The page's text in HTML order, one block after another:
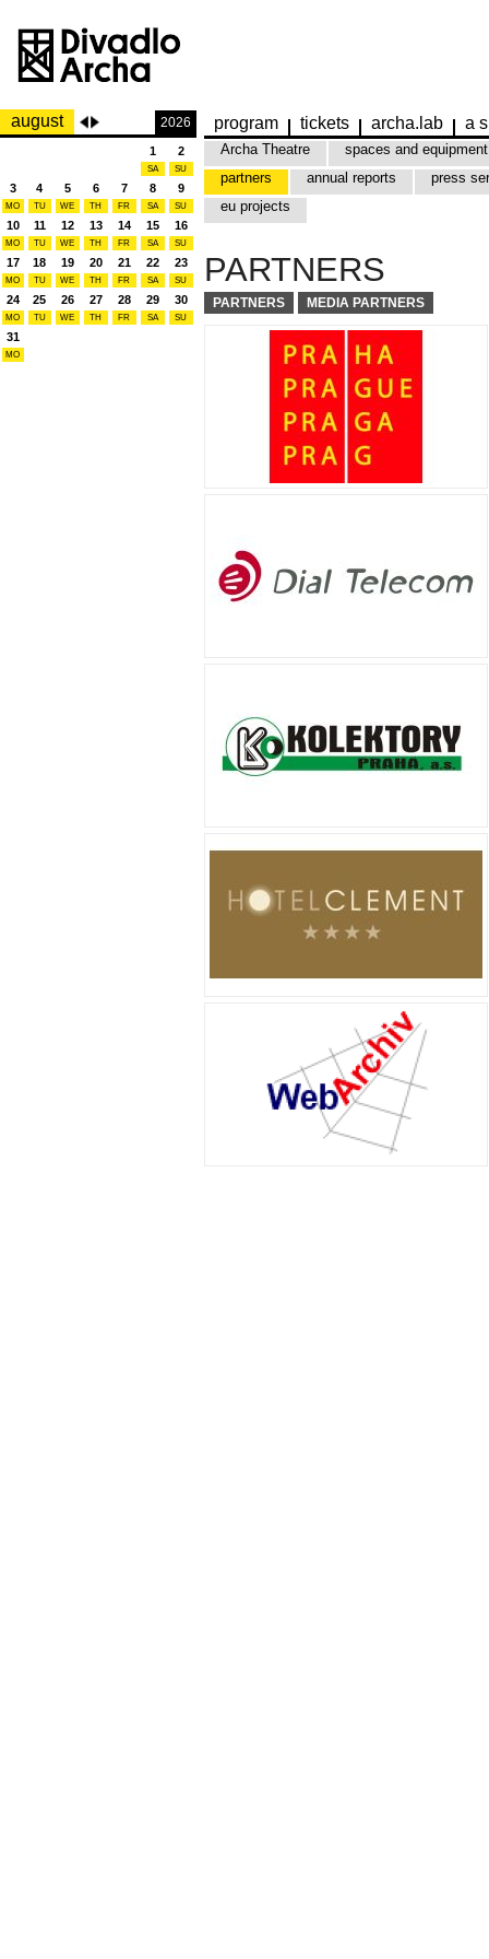
august 2026
1
SA
2
SU
3
MO
4
TU
5
WE
6
TH
7
FR
8
SA
9
SU
10
MO
11
TU
12
WE
13
TH
14
FR
15
SA
16
SU
17
MO
18
TU
19
WE
20
TH
21
FR
22
SA
23
SU
24
MO
25
TU
26
WE
27
TH
28
FR
29
SA
30
SU
31
MO
program tickets archa.lab a
Archa Theatre
spaces and equipment
partners
annual reports
press
eu projects
PARTNERS
PARTNERS MEDIA PARTNERS